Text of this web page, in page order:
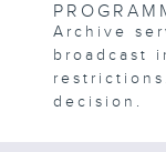
Archive
broadcast
decision.